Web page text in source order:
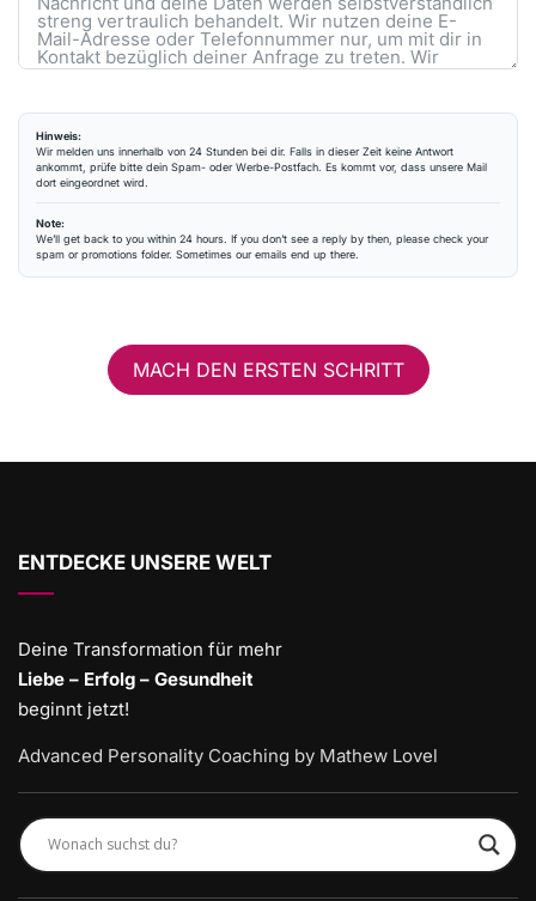
Hinweis:
Wir melden uns innerhalb von 24 Stunden bei dir. Falls in dieser Zeit keine Antwort
ankommt, prüfe bitte dein Spam- oder Werbe-Postfach. Es kommt vor, dass unsere Mail
dort eingeordnet wird.
Note:
We’ll get back to you within 24 hours. If you don’t see a reply by then, please check your
spam or promotions folder. Sometimes our emails end up there.
MACH DEN ERSTEN SCHRITT
ENTDECKE UNSERE WELT
Deine Transformation für mehr
Liebe – Erfolg – Gesundheit
beginnt jetzt!
Advanced Personality Coaching by Mathew Lovel